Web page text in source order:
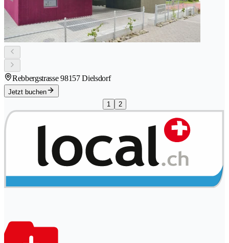
Rebbergstrasse 98157 Dielsdorf
Jetzt buchen
1
2